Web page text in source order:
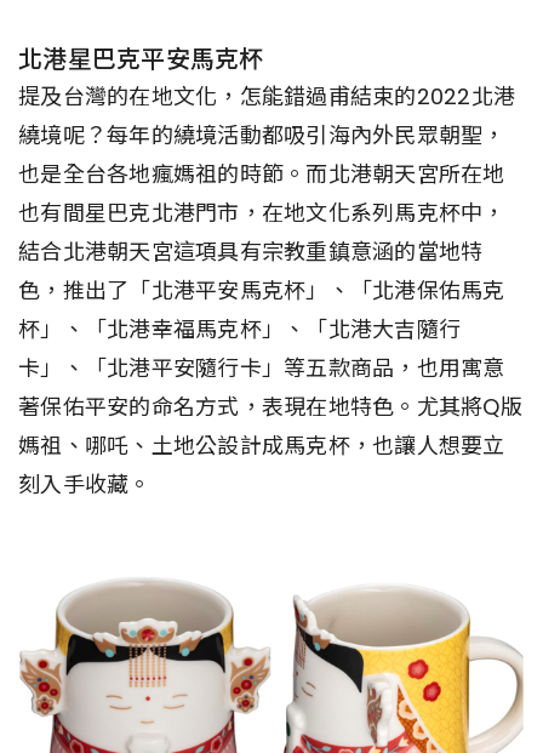
北港星巴克平安馬克杯
提及台灣的在地文化，怎能錯過甫結束的2022北港
繞境呢？每年的繞境活動都吸引海內外民眾朝聖，
也是全台各地瘋媽祖的時節。而北港朝天宮所在地
也有間星巴克北港門市，在地文化系列馬克杯中，
結合北港朝天宮這項具有宗教重鎮意涵的當地特
色，推出了「北港平安馬克杯」、「北港保佑馬克
杯」、「北港幸福馬克杯」、「北港大吉隨行
卡」、「北港平安隨行卡」等五款商品，也用寓意
著保佑平安的命名方式，表現在地特色。尤其將Q版
媽祖、哪吒、土地公設計成馬克杯，也讓人想要立
刻入手收藏。